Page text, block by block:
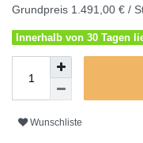
Grundpreis 1.491,00 € /
Innerhalb von 30 Tagen
Wunschliste